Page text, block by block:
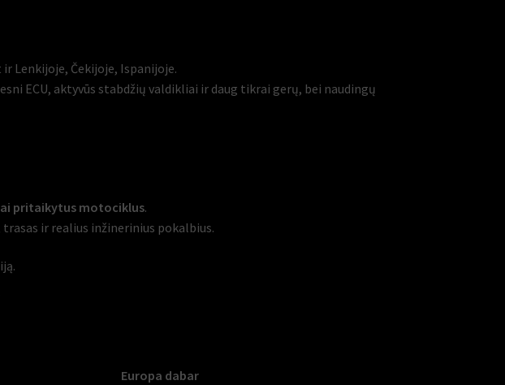
Lenkijoje, Čekijoje, Ispanijoje.
ECU, aktyvūs stabdžių valdikliai ir daug tikrai gerų, bei naudingų
pritaikytus motociklus.
ir realius inžinerinius pokalbius.
Europa dabar